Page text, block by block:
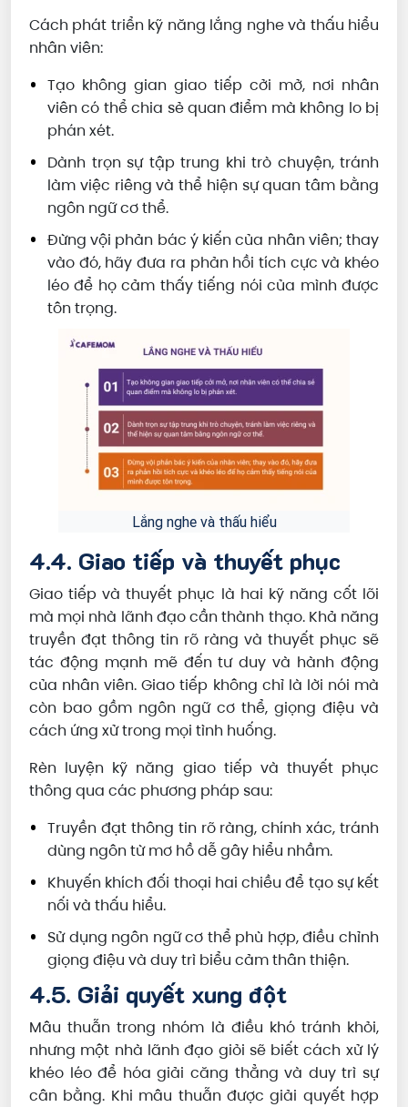
Cách phát triển kỹ năng lắng nghe và thấu hiểu
nhân viên:
Tạo không gian giao tiếp cởi mở, nơi nhân
viên có thể chia sẻ quan điểm mà không lo bị
phán xét.
Dành trọn sự tập trung khi trò chuyện, tránh
làm việc riêng và thể hiện sự quan tâm bằng
ngôn ngữ cơ thể.
Đừng vội phản bác ý kiến của nhân viên; thay
vào đó, hãy đưa ra phản hồi tích cực và khéo
léo để họ cảm thấy tiếng nói của mình được
tôn trọng.
Lắng nghe và thấu hiểu
4.4. Giao tiếp và thuyết phục
Giao tiếp và thuyết phục là hai kỹ năng cốt lõi
mà mọi nhà lãnh đạo cần thành thạo. Khả năng
truyền đạt thông tin rõ ràng và thuyết phục sẽ
tác động mạnh mẽ đến tư duy và hành động
của nhân viên. Giao tiếp không chỉ là lời nói mà
còn bao gồm ngôn ngữ cơ thể, giọng điệu và
cách ứng xử trong mọi tình huống.
Rèn luyện kỹ năng giao tiếp và thuyết phục
thông qua các phương pháp sau:
Truyền đạt thông tin rõ ràng, chính xác, tránh
dùng ngôn từ mơ hồ dễ gây hiểu nhầm.
Khuyến khích đối thoại hai chiều để tạo sự kết
nối và thấu hiểu.
Sử dụng ngôn ngữ cơ thể phù hợp, điều chỉnh
giọng điệu và duy trì biểu cảm thân thiện.
4.5. Giải quyết xung đột
Mâu thuẫn trong nhóm là điều khó tránh khỏi,
nhưng một nhà lãnh đạo giỏi sẽ biết cách xử lý
khéo léo để hóa giải căng thẳng và duy trì sự
cân bằng. Khi mâu thuẫn được giải quyết hợp